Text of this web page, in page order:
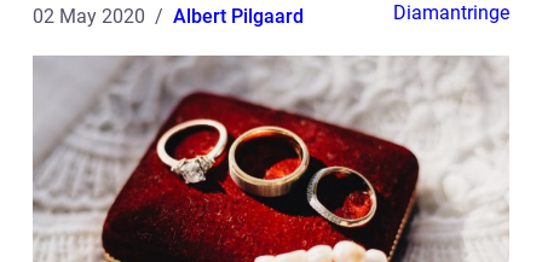
02 May 2020 Albert Pilgaard Diamantringe